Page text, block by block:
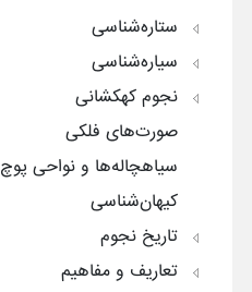
ستاره‌شناسی
سیاره‌شناسی
نجوم کهکشانی
صورت‌های فلکی
سیاهچاله‌ها و نواحی پوچ
کیهان‌شناسی
تاریخ نجوم
تعاریف و مفاهیم